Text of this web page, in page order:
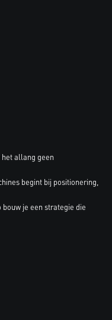
allang geen
begint bij positionering,
je een strategie die